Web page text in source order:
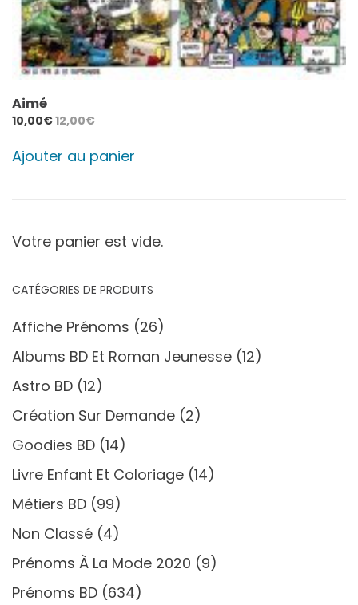
Aimé
10,00€12,00€
Ajouter au panier
Votre panier est vide.
CATÉGORIES DE PRODUITS
Affiche Prénoms (26)
Albums BD Et Roman Jeunesse (12)
Astro BD (12)
Création Sur Demande (2)
Goodies BD (14)
Livre Enfant Et Coloriage (14)
Métiers BD (99)
Non Classé (4)
Prénoms À La Mode 2020 (9)
Prénoms BD (634)